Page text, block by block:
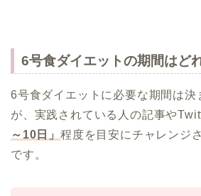
6号食ダイエットの期間はど
6号食ダイエットに必要な期間は決
が、実践されている人の記事や
～10日」 程度を目安にチャレンジ
です。